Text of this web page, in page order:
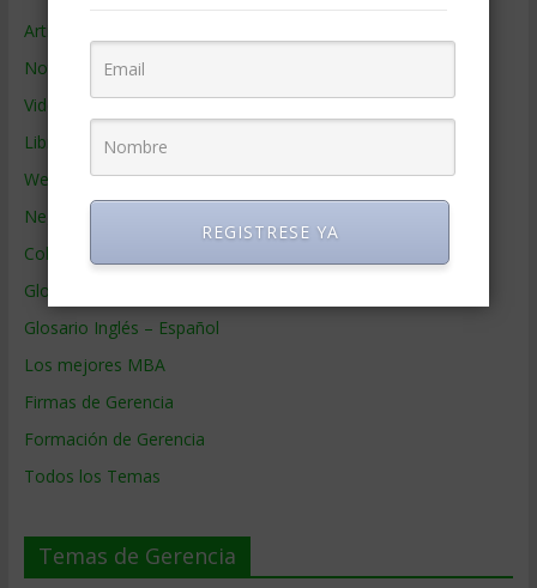
Artículos de Gerencia
Noticias de Gerencia
Videos de Gerencia
Libros de Gerencia
Webs de Gerencia
Negocios por País
Colaboradores de Gerencia
Glosario
Glosario Inglés – Español
Los mejores MBA
Firmas de Gerencia
Formación de Gerencia
Todos los Temas
Temas de Gerencia
REGISTRESE YA